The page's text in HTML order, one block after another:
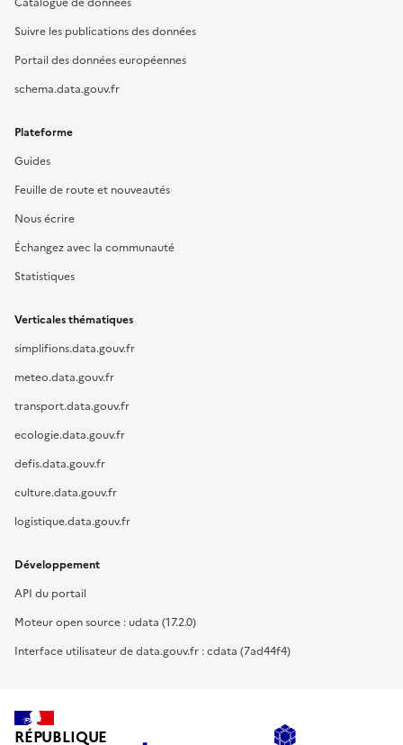
Suivre les publications des données
Portail des données européennes
schema.data.gouv.fr
Plateforme
Guides
Feuille de route et nouveautés
Nous écrire
Échangez avec la communauté
Statistiques
Verticales thématiques
simplifions.data.gouv.fr
meteo.data.gouv.fr
transport.data.gouv.fr
ecologie.data.gouv.fr
defis.data.gouv.fr
culture.data.gouv.fr
logistique.data.gouv.fr
Développement
API du portail
Moteur open source : udata (17.2.0)
Interface utilisateur de data.gouv.fr : cdata (7ad44f4)
RÉPUBLIQUE